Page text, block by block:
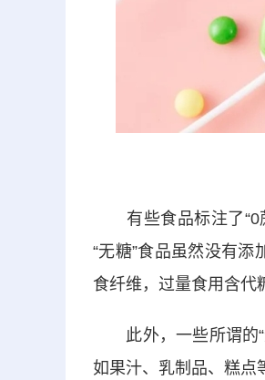
有些食品标注了
“无糖”食品虽然没有
食纤维，过量食用含代
此外，一些所谓的
如果汁、乳制品、糕点